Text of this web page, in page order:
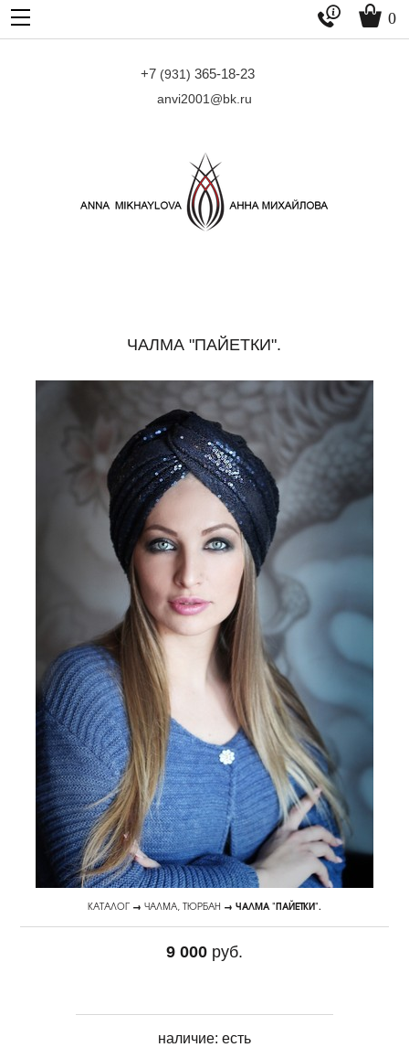
+7 (931) 365-18-23
anvi2001@bk.ru
  0
ЧАЛМА "ПАЙЕТКИ".
КАТАЛОГ → ЧАЛМА, ТЮРБАН → ЧАЛМА "ПАЙЕТКИ".
наличие: есть
9 000руб.